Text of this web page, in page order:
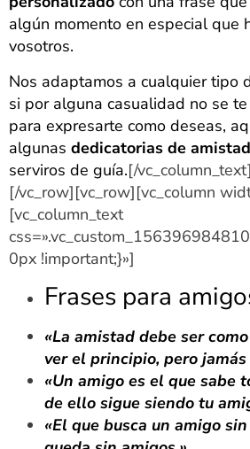
algún momento en especial que
vosotros.
Nos adaptamos a cualquier tipo
si por alguna casualidad no se
para expresarte como deseas,
algunas dedicatorias de amistad
serviros de guía.[/
[/vc_row][vc_row][vc_column
[vc_column_text
0px !important;}»]
Frases para
«La amistad debe ser
ver el principio, pero
«Un amigo es el que sabe
de ello sigue siendo tu
«El que busca un amigo